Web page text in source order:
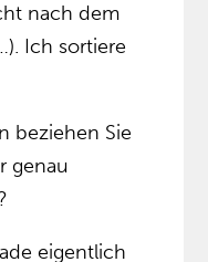
nach dem
Ich sortiere
beziehen Sie
genau
eigentlich